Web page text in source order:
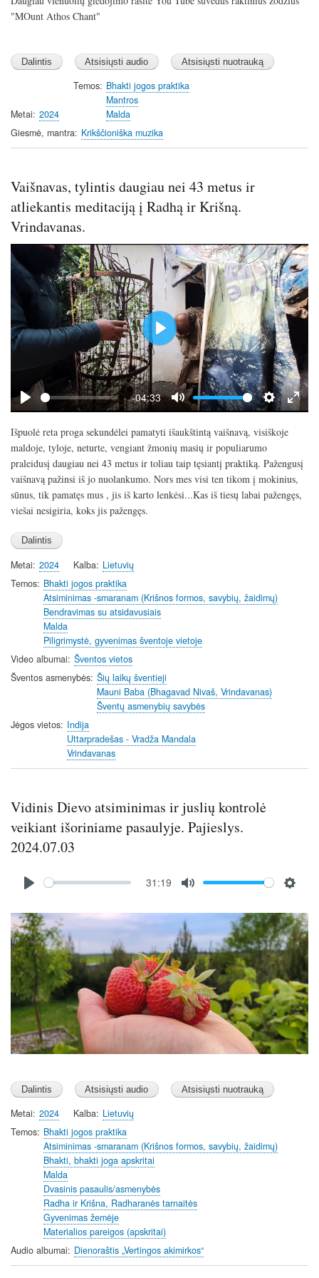
"MOunt Athos Chant"
Metai 2024
Temos Bhakti jogos praktika
Mantros
Malda
Giesmė, mantra Krikščioniška muzika
Vaišnavas, tylintis daugiau nei 43 metus ir
atliekantis meditaciją į Radhą ir Krišną.
Vrindavanas.
P
l
a
y
-04:33
M
u
t
e
S
e
t
i
n
E
e
r
f
P
l
a
y
Išpuolė reta proga sekundėlei pamatyti išaukštintą vaišnavą, visiškoje
maldoje, tyloje, neturte, vengiant žmonių masių ir populiarumo
praleidusį daugiau nei 43 metus ir toliau taip tęsiantį praktiką. Pažengusį
vaišnavą pažinsi iš jo nuolankumo. Nors mes visi ten tikom į mokinius,
sūnus, tik pamatęs mus , jis iš karto lenkėsi...Kas iš tiesų labai pažengęs,
viešai nesigiria, koks jis pažengęs.
Metai 2024 Kalba
Lietuvių
Temos Bhakti jogos praktika
Atsiminimas -smaranam (Krišnos formos, savybių, žaidimų)
Bendravimas su atsidavusiais
Malda
Piligrimystė, gyvenimas šventoje vietoje
Video albumai Šventos vietos
Šventos asmenybės Šių laikų šventieji
Mauni Baba (Bhagavad Nivaš, Vrindavanas)
Šventų asmenybių savybės
Jėgos vietos Indija
Uttarpradešas - Vradža Mandala
Vrindavanas
Vidinis Dievo atsiminimas ir juslių kontrolė
veikiant išoriniame pasaulyje. Pajieslys.
2024.07.03
l
a
y
31:19
u
t
e
e
t
t
n
g
s
Image
Metai 2024 Kalba Lietuvių
Temos Bhakti jogos praktika
Atsiminimas -smaranam (Krišnos formos, savybių, žaidimų)
Bhakti, bhakti joga apskritai
Malda
Dvasinis pasaulis/asmenybės
Radha ir Krišna, Radharanės tarnaitės
Gyvenimas žemėje
Materialios pareigos (apskritai)
Audio albumai
Dienoraštis „Vertingos akimirkos“